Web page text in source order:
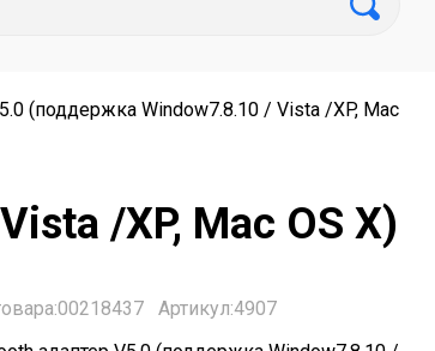
(поддержка Window7.8.10 / Vista /XP, Mac
/XP, Mac OS X)
Артикул:4907